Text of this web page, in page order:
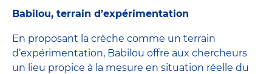
Babilou, terrain d’expérimentation
En proposant la crèche comme un terrain
d’expérimentation, Babilou offre aux chercheurs
un lieu propice à la mesure en situation réelle du